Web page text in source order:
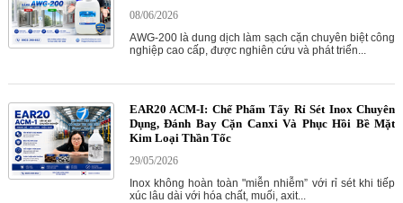
08/06/2026
AWG-200 là dung dịch làm sạch cặn chuyên biệt công
nghiệp cao cấp, được nghiên cứu và phát triển...
EAR20 ACM-I: Chế Phẩm Tẩy Rỉ Sét Inox Chuyên
Dụng, Đánh Bay Cặn Canxi Và Phục Hồi Bề Mặt
Kim Loại Thần Tốc
29/05/2026
Inox không hoàn toàn "miễn nhiễm” với rỉ sét khi tiếp
xúc lâu dài với hóa chất, muối, axit...